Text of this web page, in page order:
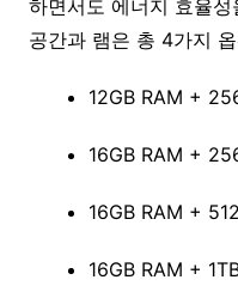
하면서도 에너지 효율
공간과 램은 총 4가지
12GB RAM +
16GB RAM +
16GB RAM +
16GB RAM +